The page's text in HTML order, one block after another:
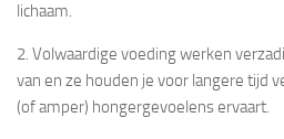
lichaam.
2. Volwaardige voeding werken
van en ze houden je voor langere tijd
(of amper) hongergevoelens ervaart.